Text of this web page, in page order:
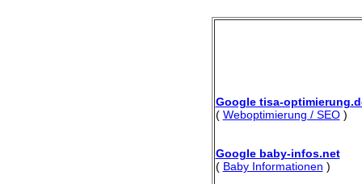
Google tisa-
( Weboptimierung / SEO)
Google baby-infos.net
( Baby Informationen )